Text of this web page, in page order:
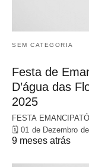
SEM CATEGORIA
Festa de
D’água das
2025
FESTA
🗓 01 de Dezembro
9 meses atrás